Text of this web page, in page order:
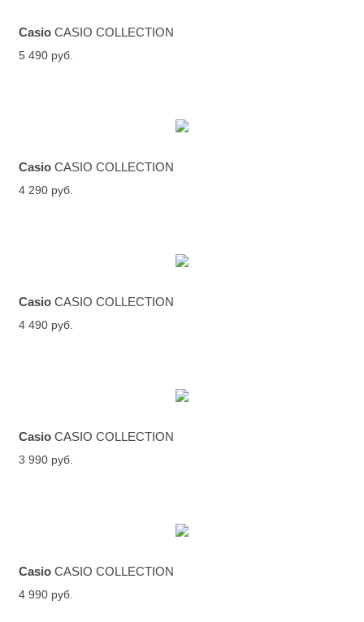
Casio CASIO COLLECTION
5 490 руб.
Casio CASIO COLLECTION
4 290 руб.
Casio CASIO COLLECTION
4 490 руб.
Casio CASIO COLLECTION
3 990 руб.
Casio CASIO COLLECTION
4 990 руб.